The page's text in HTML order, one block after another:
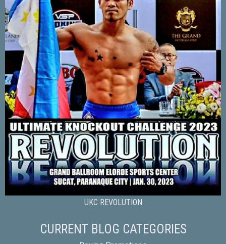
UKC REVOLUTION
CURRENT BLOG CATEGORIES